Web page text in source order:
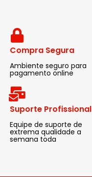
Compra Segura
Ambiente seguro para
pagamento online
Suporte Profissional
Equipe de suporte de
extrema qualidade a
semana toda